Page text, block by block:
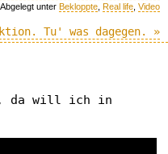
Abgelegt unter Bekloppte Real life Video
Tu' was dagegen. »
da will ich in